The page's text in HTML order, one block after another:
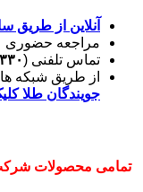
آنلاین از طریق
مراجعه حضوری
تماس تلفنی (
از طریق شبکه
جویندگان طلا
تمامی محصولات شرکت